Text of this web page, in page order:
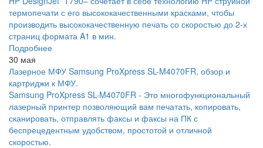
термопечати с его высококачественными красками, чтобы
производить высококачественную печать со скоростью до 2-х
страниц формата A1 в мин.
Подробнее
30 мая
Лазерное МФУ Samsung ProXpress SL-M4070FR, обзор и
картриджи к МФУ.
Samsung ProXpress SL-M4070FR - Это многофункциональный
лазерный принтер позволяющий вам печатать, копировать,
сканировать, отправлять факсы и факсы на ПК с
беспрецедентным удобством, простотой и отличной
скоростью.